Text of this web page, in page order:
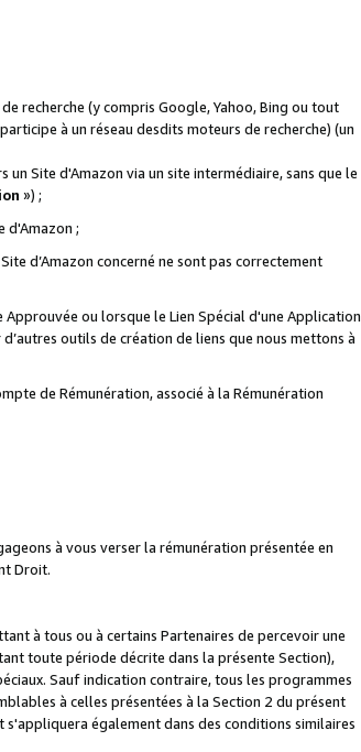
recherche (y compris Google, Yahoo, Bing ou tout
à un réseau desdits moteurs de recherche) (un
Site d'Amazon via un site intermédiaire, sans que le
») ;
d'Amazon ;
d’Amazon concerné ne sont pas correctement
Approuvée ou lorsque le Lien Spécial d'une Application
outils de création de liens que nous mettons à
de Rémunération, associé à la Rémunération
à vous verser la rémunération présentée en
Droit.
à tous ou à certains Partenaires de percevoir une
toute période décrite dans la présente Section),
Sauf indication contraire, tous les programmes
à celles présentées à la Section 2 du présent
également dans des conditions similaires